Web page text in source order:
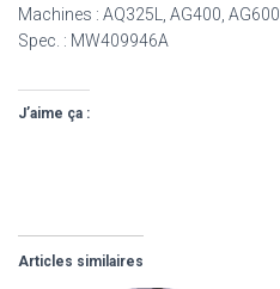
Machines : AQ325L, AG400, AG600
Spec. : MW409946A
J’aime ça :
Articles similaires